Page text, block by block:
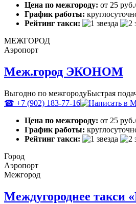
Цена по межгороду: от 25
График работы:
Рейтинг такси:
МЕЖГОРОД
Аэропорт
Меж.город ЭКОНОМ
Выгодно по межгородуБыстрая
☎ +7 (902) 183-77-16
Цена по межгороду: от 25
График работы:
Рейтинг такси:
Город
Аэропорт
Межгород
Междугороднее такси